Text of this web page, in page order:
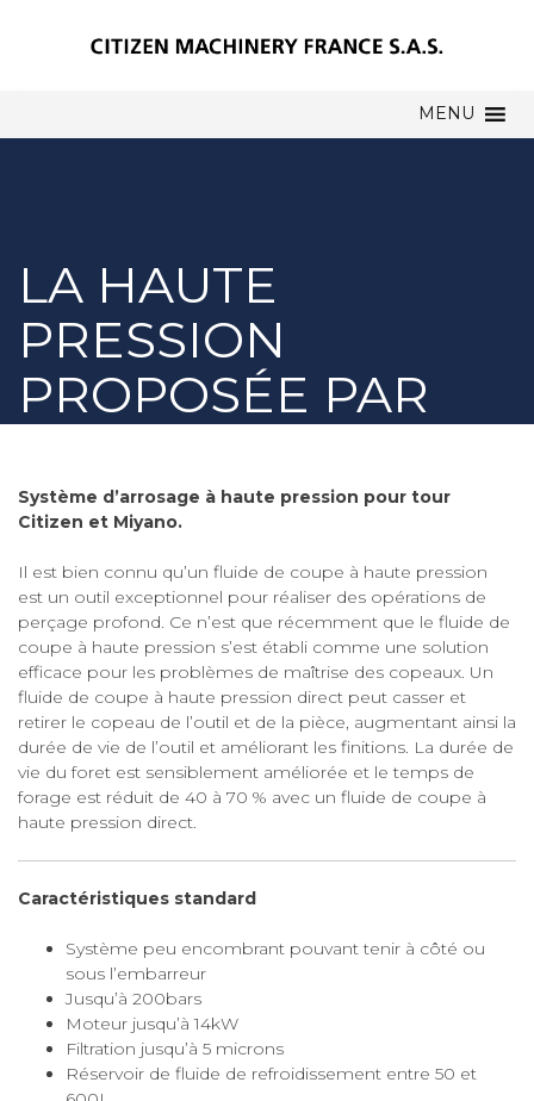
MENU
LA HAUTE
PRESSION
PROPOSÉE PAR
MACHINERY
FRANCE S.A.S.
Système d’arrosage à haute pression pour tour
Citizen et Miyano.
Il est bien connu qu’un fluide de coupe à haute pression
est un outil exceptionnel pour réaliser des opérations de
perçage profond. Ce n’est que récemment que le fluide de
coupe à haute pression s’est établi comme une solution
efficace pour les problèmes de maîtrise des copeaux. Un
fluide de coupe à haute pression direct peut casser et
retirer le copeau de l’outil et de la pièce, augmentant ainsi la
durée de vie de l’outil et améliorant les finitions. La durée de
vie du foret est sensiblement améliorée et le temps de
forage est réduit de 40 à 70 % avec un fluide de coupe à
haute pression direct.
Caractéristiques standard
Système peu encombrant pouvant tenir à côté ou
sous l’embarreur
Jusqu’à 200bars
Moteur jusqu’à 14kW
Filtration jusqu’à 5 microns
Réservoir de fluide de refroidissement entre 50 et